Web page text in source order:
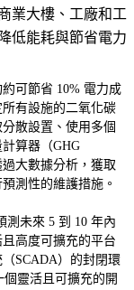
業大樓、工廠和工
低能耗與節省電力
可節省 10% 電力成
有設施的二氧化碳
散設置、使用多個
算器（GHG
過大數據分析，獲取
測性的維護措施。
測未來 5 到 10 年內
高度可擴充的平台
SCADA）的封閉環
個靈活且可擴充的開